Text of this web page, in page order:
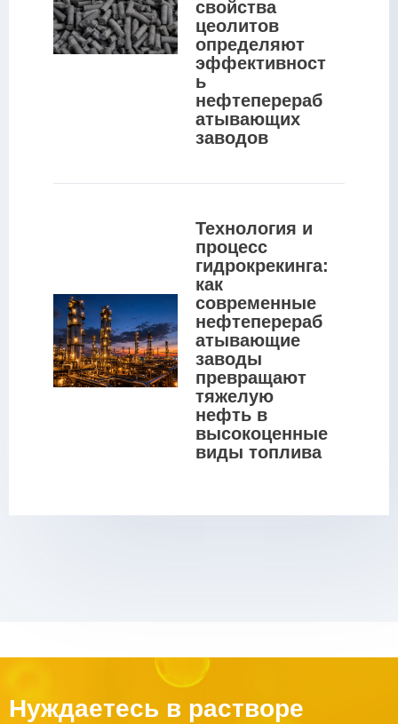
свойства
цеолитов
определяют
эффективност
ь
нефтеперераб
атывающих
заводов
Технология и
процесс
гидрокрекинга:
как
современные
нефтеперераб
атывающие
заводы
превращают
тяжелую
нефть в
высокоценные
виды топлива
Нуждаетесь в растворе